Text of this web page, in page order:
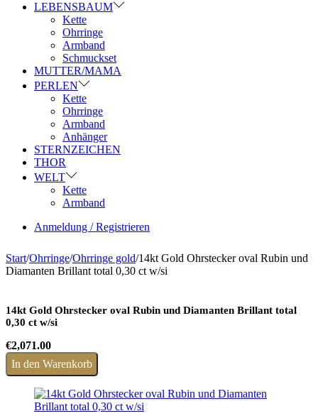
LEBENSBAUM
Kette
Ohrringe
Armband
Schmuckset
MUTTER/MAMA
PERLEN
Kette
Ohrringe
Armband
Anhänger
STERNZEICHEN
THOR
WELT
Kette
Armband
Anmeldung / Registrieren
Start/Ohrringe/Ohrringe gold/14kt Gold Ohrstecker oval Rubin und
Diamanten Brillant total 0,30 ct w/si
14kt Gold Ohrstecker oval Rubin und Diamanten Brillant total
0,30 ct w/si
€2,071.00
In den Warenkorb